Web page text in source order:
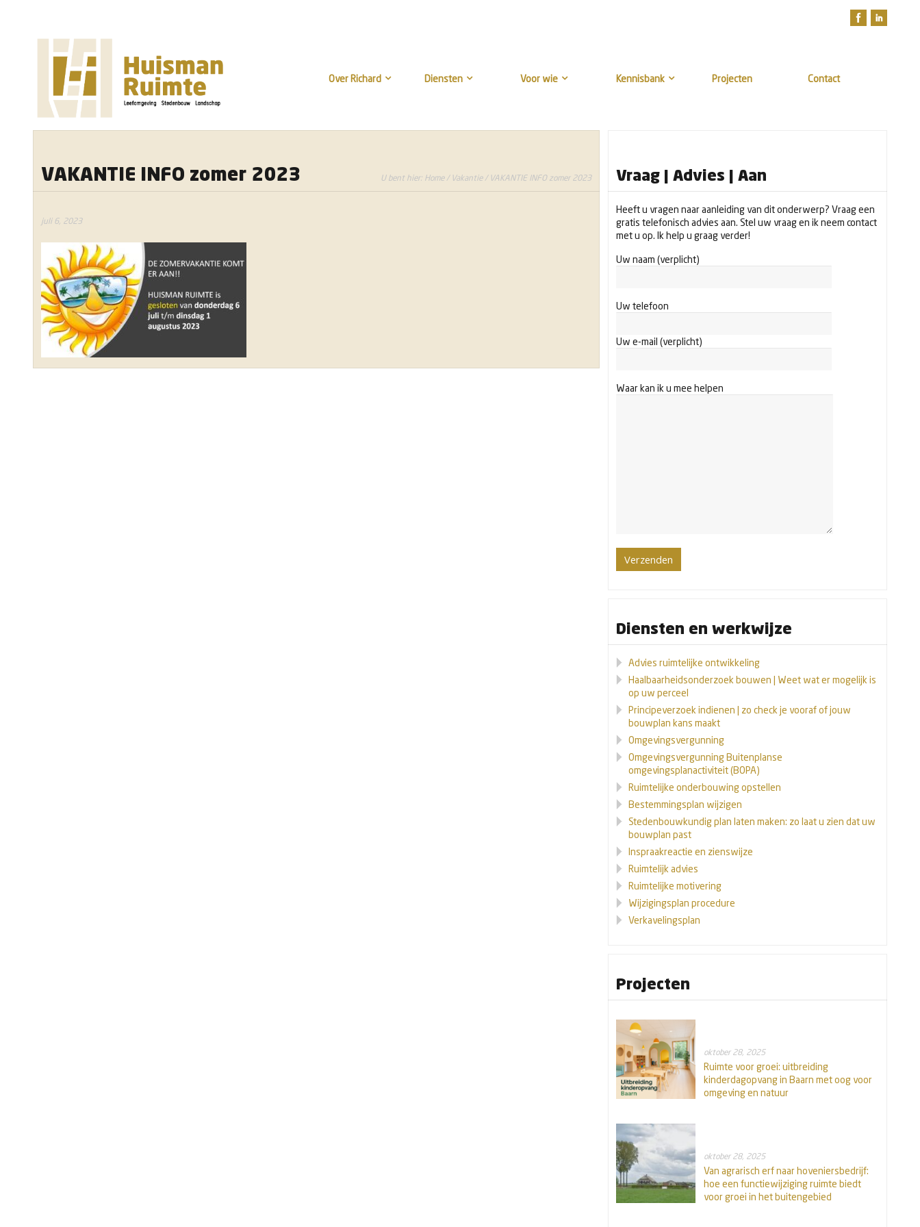
Over Richard Diensten Voor wie Kennisbank Projecten Contact
VAKANTIE INFO zomer 2023 U bent hier: Home/ Vakantie/ VAKANTIE INFO zomer 2023
juli 6, 2023
Vraag | Advies | Aan
Heeft u vragen naar aanleiding van dit onderwerp? Vraag een
gratis telefonisch advies aan. Stel uw vraag en ik neem contact
met u op. Ik help u graag verder!
Uw naam (verplicht)
Uw telefoon
Uw e-mail (verplicht)
Waar kan ik u mee helpen
Diensten en werkwijze
Advies ruimtelijke ontwikkeling
Haalbaarheidsonderzoek bouwen | Weet wat er mogelijk is
op uw perceel
Principeverzoek indienen | zo check je vooraf of jouw
bouwplan kans maakt
Omgevingsvergunning
Omgevingsvergunning Buitenplanse
omgevingsplanactiviteit (BOPA)
Ruimtelijke onderbouwing opstellen
Bestemmingsplan wijzigen
Stedenbouwkundig plan laten maken: zo laat u zien dat uw
bouwplan past
Inspraakreactie en zienswijze
Ruimtelijk advies
Ruimtelijke motivering
Wijzigingsplan procedure
Verkavelingsplan
Projecten
oktober 28, 2025
Ruimte voor groei: uitbreiding
kinderdagopvang in Baarn met oog voor
omgeving en natuur
oktober 28, 2025
Van agrarisch erf naar hoveniersbedrijf:
hoe een functiewijziging ruimte biedt
voor groei in het buitengebied